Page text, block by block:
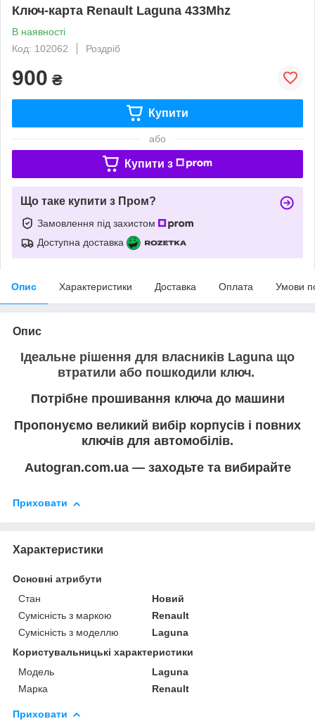
Ключ-карта Renault Laguna 433Mhz
В наявності
Код: 102062
Роздріб
900 ₴
Купити
або
Купити з
Що таке купити з Пром?
Замовлення під захистом
Доступна доставка
Опис Характеристики Доставка Оплата Умови
Опис
Ідеальне рішення для власників Laguna що
втратили або пошкодили ключ.
Потрібне прошивання ключа до машини
Пропонуємо великий вибір корпусів і повних
ключів для автомобілів.
Autogran.com.ua — заходьте та вибирайте
Приховати
Характеристики
Основні атрибути
Стан
Новий
Сумісність з маркою
Renault
Сумісність з моделлю
Laguna
Користувальницькі характеристики
Модель
Laguna
Марка
Renault
Приховати